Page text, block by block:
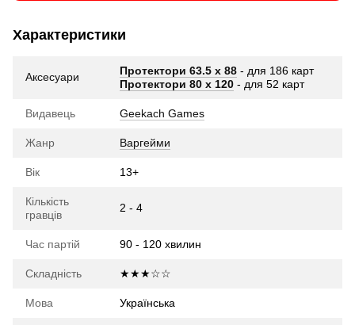
Характеристики
Аксесуари Протектори 63.5 х 88 - для 186 карт
Протектори 80 x 120 - для 52 карт
Видавець Geekach Games
Жанр Варгейми
Вік 13+
Кількість
гравців
2 - 4
Час партій 90 - 120 хвилин
Складність ★★★☆☆
Мова Українська